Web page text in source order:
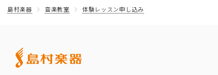
島村楽器 音楽教室 体験レッスン申し込み